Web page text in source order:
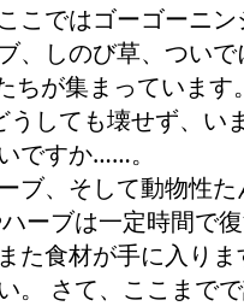
こではゴーゴーニ
、しのび草、ついで
ちが集まっています
しても壊せず、い
ですか……。
ブ、そして動物性た
ーブは一定時間で
た食材が手に入りま
。 さて、ここまで